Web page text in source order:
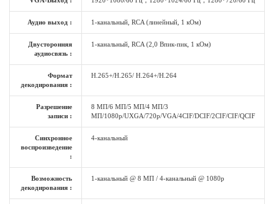
Аудио выход : 1-канальный, RCA (линейный, 1 кОм)
Двусторонняя
аудиосвязь :
1-канальный, RCA (2,0 Впик-пик, 1 кОм)
Формат
декодирования :
H.265+/H.265/ H.264+/H.264
Разрешение
записи :
8 МП/6 МП/5 МП/4 МП/3
МП/1080p/UXGA/720p/VGA/4CIF/DCIF/2CIF/CIF/QCIF
Синхронное
воспроизведение
:
4-канальный
Возможность
декодирования :
1-канальный @ 8 МП / 4-канальный @ 1080p